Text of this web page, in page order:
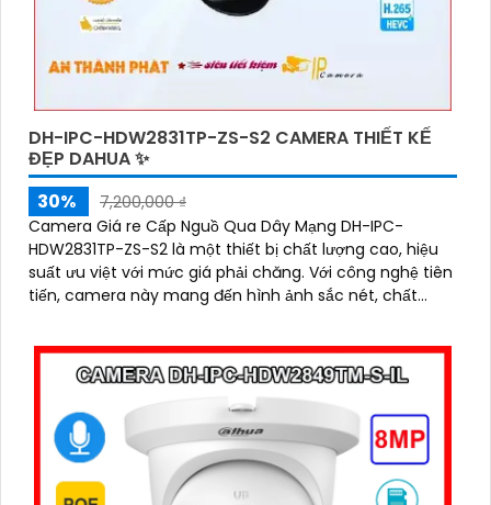
DH-IPC-HDW2831TP-ZS-S2 CAMERA THIẾT KẾ
ĐẸP DAHUA ✨
30%
7,200,000 ₫
Camera Giá re Cấp Nguồ Qua Dây Mạng DH-IPC-
HDW2831TP-ZS-S2 là một thiết bị chất lượng cao, hiệu
suất ưu việt với mức giá phải chăng. Với công nghệ tiên
tiến, camera này mang đến hình ảnh sắc nét, chất